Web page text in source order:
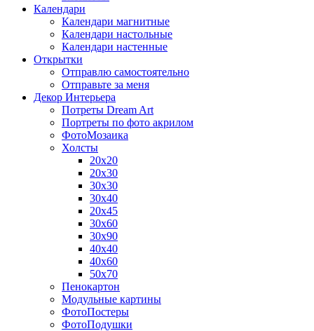
Календари
Календари магнитные
Календари настольные
Календари настенные
Открытки
Отправлю самостоятельно
Отправьте за меня
Декор Интерьера
Потреты Dream Art
Портреты по фото акрилом
ФотоМозаика
Холсты
20х20
20х30
30х30
30х40
20х45
30х60
30х90
40х40
40х60
50х70
Пенокартон
Модульные картины
ФотоПостеры
ФотоПодушки